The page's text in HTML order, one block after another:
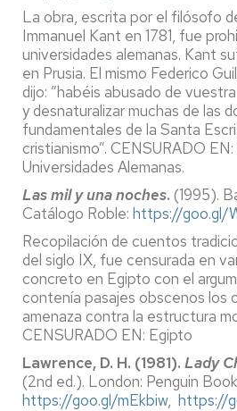
La obra, escrita por el filósofo
Immanuel Kant en 1781, fue
universidades alemanas. Kant
en Prusia. El mismo Federico
dijo: ”habéis abusado de
y desnaturalizar muchas de las
fundamentales de la Santa
cristianismo”. CENSURADO
Universidades Alemanas.
Las mil y una noches. (1995).
Catálogo Roble: https://goo.gl/
Recopilación de cuentos
del siglo IX, fue censurada en
concreto en Egipto con el
contenía pasajes obscenos los
amenaza contra la estructura
CENSURADO EN: Egipto
Lawrence, D. H. (1981). Lady
(2nd ed.). London: Penguin
https://goo.gl/mEkbiw, https://